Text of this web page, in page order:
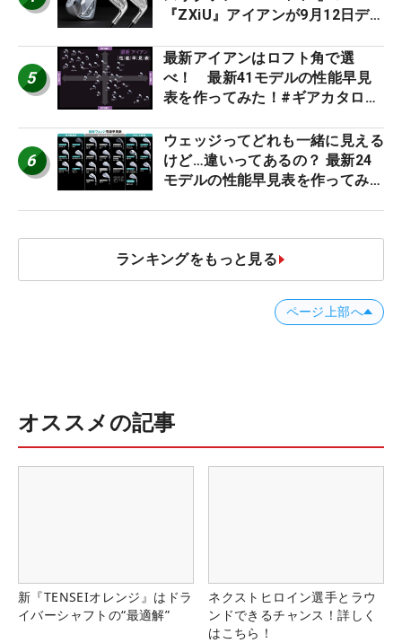
『ZXiU』アイアンが9月12日デ
5
最新アイアンはロフト角で選
べ！ 最新41モデルの性能早見
表を作ってみた！#ギアカタログ
6
ウェッジってどれも一緒に見える
けど…違いってあるの？ 最新24
モデルの性能早見表を作ってみ
ランキングをもっと見る
ページ上部へ
オススメの記事
新『TENSEIオレンジ』はドラ
イバーシャフトの“最適解”
ネクストヒロイン選手とラウ
ンドできるチャンス！詳しく
はこちら！